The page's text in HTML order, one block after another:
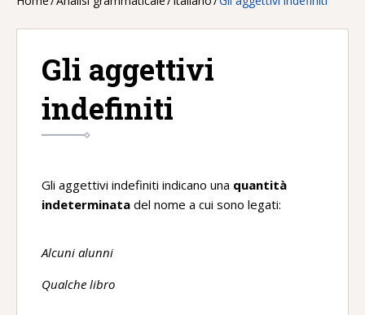
Gli aggettivi
indefiniti
Gli aggettivi indefiniti indicano una quantità
indeterminata del nome a cui sono legati:
Alcuni alunni
Qualche libro